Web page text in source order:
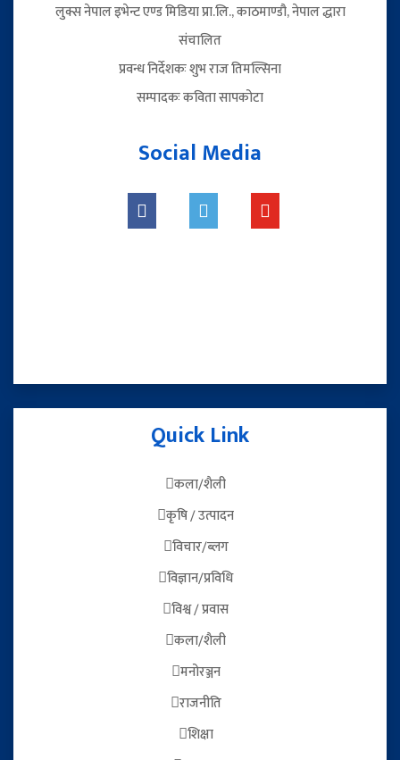
लुक्स नेपाल इभेन्ट एण्ड मिडिया प्रा.लि., काठमाण्डौ, नेपाल द्धारा
संचालित
प्रवन्ध निर्देशकः शुभ राज तिमल्सिना
सम्पादकः कविता सापकोटा
Social Media
Quick Link
कला/शैली
कृषि / उत्पादन
विचार/ब्लग
विज्ञान/प्रविधि
विश्व / प्रवास
कला/शैली
मनोरञ्जन
राजनीति
शिक्षा